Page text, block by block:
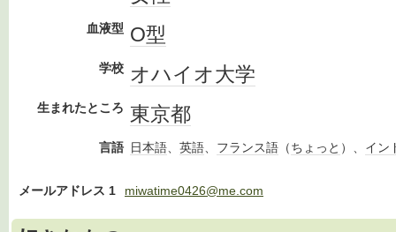
血液型 O型
学校 オハイオ大学
生まれたところ 東京都
言語 日本語、 英語、 フランス語 （ちょっと ）、 イン
メールアドレス 1 miwatime0426@me.com